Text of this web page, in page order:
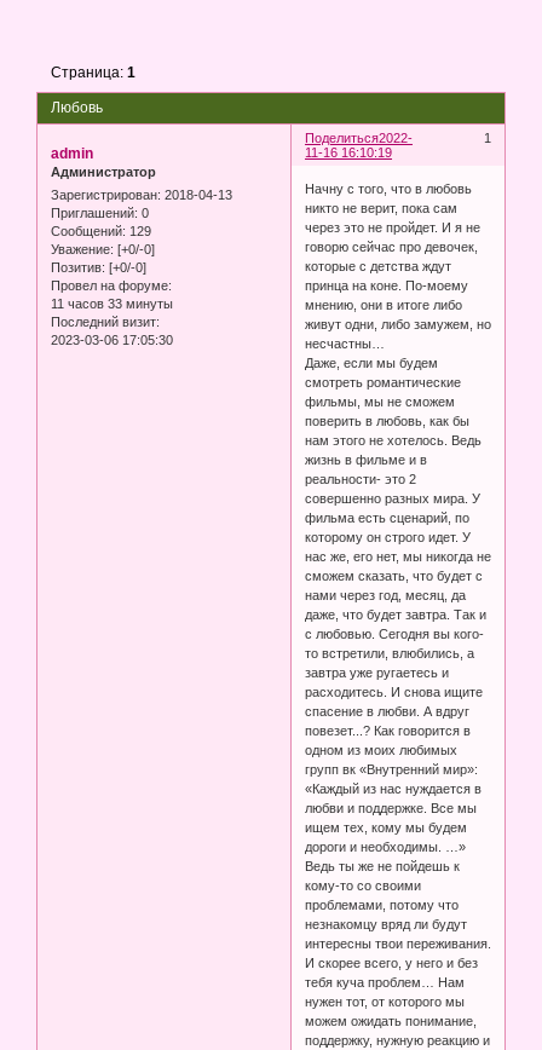
Любовь
Страница:1
Поделиться 1
2022-
11-16 16:10:19
admin
Администратор
Зарегистрирован: 2018-04-13
Приглашений: 0
Сообщений: 129
Уважение: [+0/-0]
Позитив: [+0/-0]
Провел на форуме:
11 часов 33 минуты
Последний визит:
2023-03-06 17:05:30
Начну с того, что в любовь
никто не верит, пока сам
через это не пройдет. И я не
говорю сейчас про девочек,
которые с детства ждут
принца на коне. По-моему
мнению, они в итоге либо
живут одни, либо замужем, но
несчастны…
Даже, если мы будем
смотреть романтические
фильмы, мы не сможем
поверить в любовь, как бы
нам этого не хотелось. Ведь
жизнь в фильме и в
реальности- это 2
совершенно разных мира. У
фильма есть сценарий, по
которому он строго идет. У
нас же, его нет, мы никогда не
сможем сказать, что будет с
нами через год, месяц, да
даже, что будет завтра. Так и
с любовью. Сегодня вы кого-
то встретили, влюбились, а
завтра уже ругаетесь и
расходитесь. И снова ищите
спасение в любви. А вдруг
повезет...? Как говорится в
одном из моих любимых
групп вк «Внутренний мир»:
«Каждый из нас нуждается в
любви и поддержке. Все мы
ищем тех, кому мы будем
дороги и необходимы. …»
Ведь ты же не пойдешь к
кому-то со своими
проблемами, потому что
незнакомцу вряд ли будут
интересны твои переживания.
И скорее всего, у него и без
тебя куча проблем… Нам
нужен тот, от которого мы
можем ожидать понимание,
поддержку, нужную реакцию и